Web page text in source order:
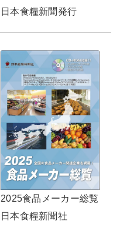
日本食糧新聞発行
2025食品メーカー総覧
日本食糧新聞社